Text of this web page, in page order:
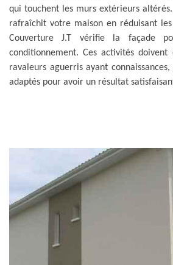
qui touchent les murs extérieurs
rafraîchit votre maison en réduisant les
Couverture J.T vérifie la façade
conditionnement. Ces activités
ravaleurs aguerris ayant
adaptés pour avoir un résultat